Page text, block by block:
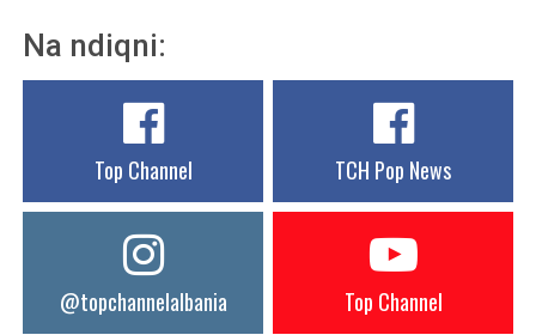
Na ndiqni:
Top Channel TCH Pop News
@topchannelalbania Top Channel